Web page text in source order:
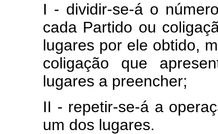
I - dividir-se-á o
cada Partido ou
lugares por ele obtido,
coligação que
lugares a preencher;
II - repetir-se-á a
um dos lugares.